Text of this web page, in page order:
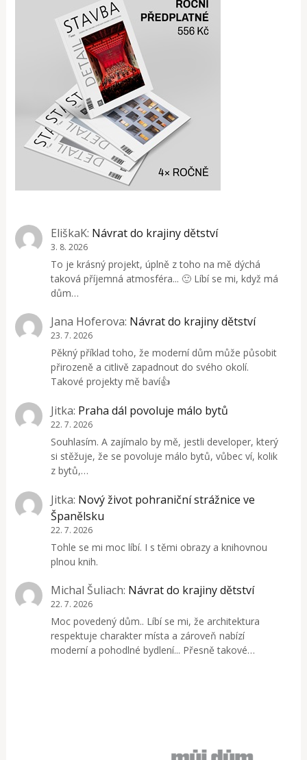
EliškaK: Návrat do krajiny dětství
3. 8. 2026
To je krásný projekt, úplně z toho na mě dýchá
taková příjemná atmosféra... 🙂 Líbí se mi, když má
dům…
Jana Hoferova: Návrat do krajiny dětství
23. 7. 2026
Pěkný příklad toho, že moderní dům může působit
přirozeně a citlivě zapadnout do svého okolí.
Takové projekty mě baví👍
Jitka: Praha dál povoluje málo bytů
22. 7. 2026
Souhlasím. A zajímalo by mě, jestli developer, který
si stěžuje, že se povoluje málo bytů, vůbec ví, kolik
z bytů,…
Jitka: Nový život pohraniční strážnice ve
Španělsku
22. 7. 2026
Tohle se mi moc líbí. I s těmi obrazy a knihovnou
plnou knih.
Michal Šuliach: Návrat do krajiny dětství
22. 7. 2026
Moc povedený dům.. Líbí se mi, že architektura
respektuje charakter místa a zároveň nabízí
moderní a pohodlné bydlení... Přesně takové…